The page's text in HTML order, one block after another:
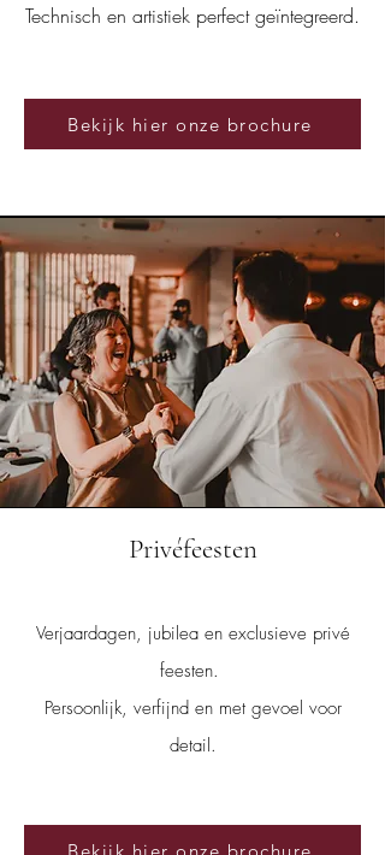
Technisch en artistiek perfect geïntegreerd.
Bekijk hier onze brochure
Privéfeesten
Verjaardagen, jubilea en exclusieve privé
feesten.
Persoonlijk, verfijnd en met gevoel voor
detail.
Bekijk hier onze brochure